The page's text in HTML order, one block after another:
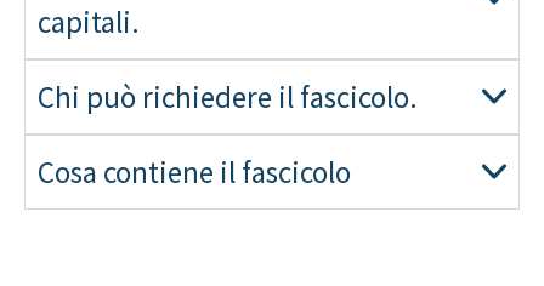
capitali.
Chi può richiedere il fascicolo.
Cosa contiene il fascicolo